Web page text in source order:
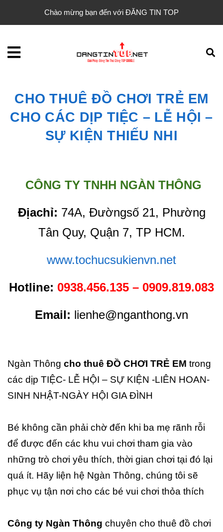
Chào mừng bạn đến với ĐĂNG TIN TOP
CHO THUÊ ĐỒ CHƠI TRẺ EM
CHO CÁC DỊP TIỆC – LỄ HỘI –
SỰ KIỆN THIẾU NHI
CÔNG TY TNHH NGÀN THÔNG
Địachỉ: 74A, Đườngsố 21, Phường
Tân Quy, Quận 7, TP HCM.
www.tochucsukienvn.net
Hotline: 0938.456.135 – 0909.819.083
Email: lienhe@nganthong.vn
Ngàn Thông cho thuê ĐỒ CHƠI TRẺ EM trong
các dịp TIỆC- LỄ HỘI – SỰ KIỆN -LIÊN HOAN-
SINH NHẬT-NGÀY HỘI GIA ĐÌNH
Bé không cần phải chờ đến khi ba mẹ rãnh rỗi
để được đến các khu vui chơi tham gia vào
những trò chơi yêu thích, thời gian chơi tại đó lại
quá ít. Hãy liện hệ Ngàn Thông, chúng tôi sẽ
phục vụ tận nơi cho các bé vui chơi thỏa thích
Công ty Ngàn Thông chuyên cho thuê đồ chơi